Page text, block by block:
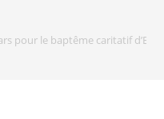
pour le baptême caritatif